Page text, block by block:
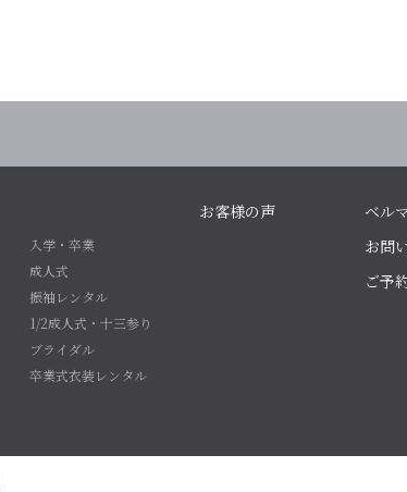
入学・卒業
成人式
振袖レンタル
1/2成人式・十三参り
ブライダル
卒業式衣装レンタル
お客様の声
ベル
お問
ご予